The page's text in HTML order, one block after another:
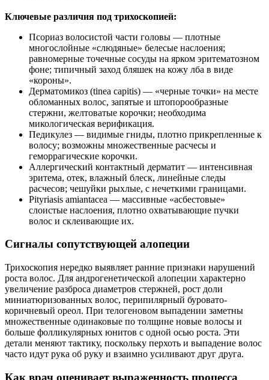
Ключевые различия под трихоскопией:
Псориаз волосистой части головы — плотные
многослойные «слюдяные» белесые наслоения;
равномерные точечные сосуды на ярком эритематозном
фоне; типичный заход бляшек на кожу лба в виде
«короны».
Дерматомикоз (tinea capitis) — «черные точки» на месте
обломанных волос, запятые и штопорообразные
стержни, желтоватые корочки; необходима
микологическая верификация.
Педикулез — видимые гниды, плотно прикрепленные к
волосу; возможны множественные расчесы и
геморрагические корочки.
Аллергический контактный дерматит — интенсивная
эритема, отек, влажный блеск, линейные следы
расчесов; чешуйки рыхлые, с нечеткими границами.
Pityriasis amiantacea — массивные «асбестовые»
слоистые наслоения, плотно охватывающие пучки
волос и склеивающие их.
Сигналы сопутствующей алопеции
Трихоскопия нередко выявляет ранние признаки нарушений
роста волос. Для андрогенетической алопеции характерно
увеличение разброса диаметров стержней, рост доли
миниатюризованных волос, перипилярный буровато-
коричневый ореол. При телогеновом выпадении заметны
множественные одинаковые по толщине новые волосы и
больше фолликулярных юнитов с одной осью роста. Эти
детали меняют тактику, поскольку перхоть и выпадение волос
часто идут рука об руку и взаимно усиливают друг друга.
Как врач оценивает выраженность процесса